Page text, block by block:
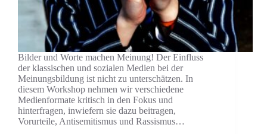
Bilder und Worte machen Meinung! Der Einfluss
der klassischen und sozialen Medien bei der
Meinungsbildung ist nicht zu unterschätzen. In
diesem Workshop nehmen wir verschiedene
Medienformate kritisch in den Fokus und
hinterfragen, inwiefern sie dazu beitragen,
Vorurteile, Antisemitismus und Rassismus…